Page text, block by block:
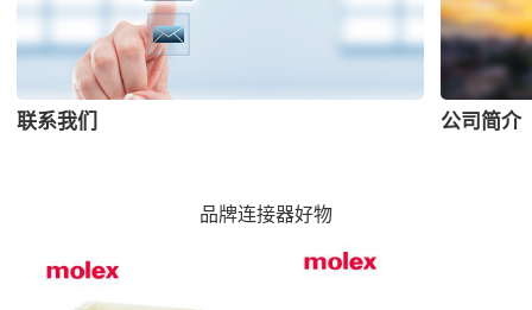
联系我们 公司简介
品牌连接器好物